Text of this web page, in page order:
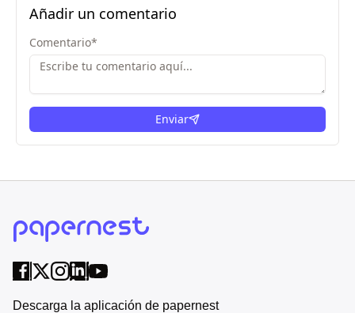
Añadir un comentario
Comentario*
Enviar
Descarga la aplicación de papernest